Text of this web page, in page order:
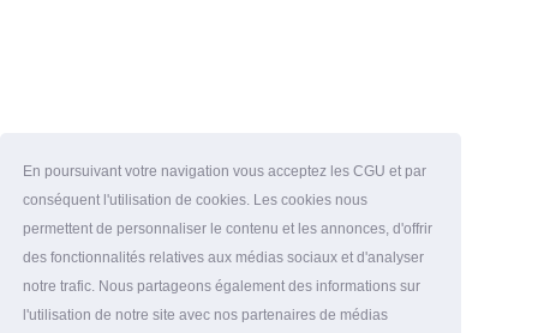
En poursuivant votre navigation vous acceptez les CGU et par
conséquent l'utilisation de cookies. Les cookies nous
permettent de personnaliser le contenu et les annonces, d'offrir
des fonctionnalités relatives aux médias sociaux et d'analyser
notre trafic. Nous partageons également des informations sur
l'utilisation de notre site avec nos partenaires de médias